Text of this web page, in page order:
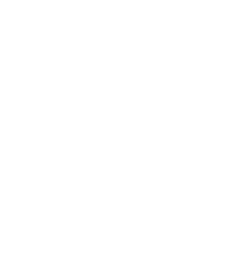
번에 확인하여 수금 활동을 보
대 3개 수준의 컬렉션 계획